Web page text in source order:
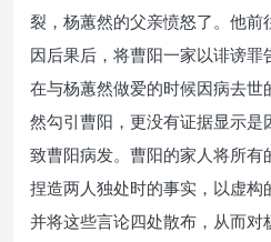
裂，杨蕙然的父亲愤怒了。他
因后果后，将曹阳一家以诽谤
在与杨蕙然做爱的时候因病去
然勾引曹阳，更没有证据显示是
致曹阳病发。曹阳的家人将所有
捏造两人独处时的事实，以虚构
并将这些言论四处散布，从而对